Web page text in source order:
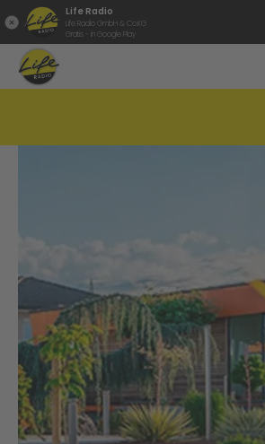
Life Radio
Life Radio GmbH & Co.KG
Gratis - in Google Play